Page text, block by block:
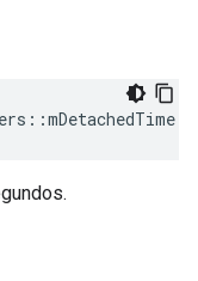
::mDetachedTime